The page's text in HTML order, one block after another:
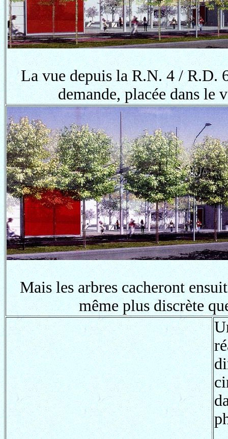
La vue depuis la R.N. 4 / R.D.
demande, placée dans le
Mais les arbres cacheront
même plus discrète